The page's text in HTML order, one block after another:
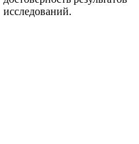
исследований.